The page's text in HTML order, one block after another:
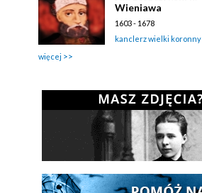
Wieniawa
1603 - 1678
kanclerz wielki koronny
więcej